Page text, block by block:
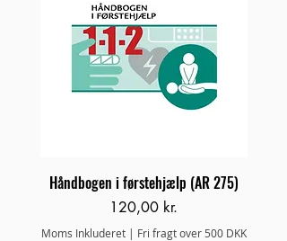
Håndbogen i førstehjælp (AR 275)
Pris
120,00 kr.
Moms Inkluderet| Fri fragt over 500 DKK